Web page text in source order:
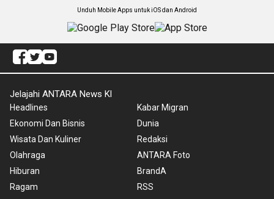
Unduh Mobile Apps untuk iOS dan Android
Jelajahi ANTARA News Kl
Headlines
Ekonomi Dan Bisnis
Wisata Dan Kuliner
Olahraga
Hiburan
Ragam
Kabar Migran
Dunia
Redaksi
ANTARA Foto
BrandA
RSS